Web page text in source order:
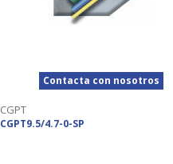
Contacta con nosotros
CGPT
CGPT9.5/4.7-0-SP